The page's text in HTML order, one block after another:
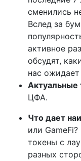
сменились
Вслед за
активное
обсудят,
нас
Актуальные
ЦФА.
Что дает
или
токены с
разных